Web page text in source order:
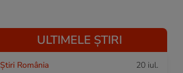
ULTIMELE ȘTIRI
Știri România 20 iul.